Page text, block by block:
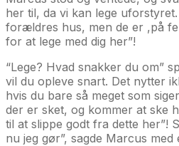
her til, da vi kan lege
forældres hus, men de er ,på
for at lege med dig her”!
“Lege? Hvad snakker du om”
vil du opleve snart. Det nytter
hvis du bare så meget som
der er sket, og kommer at ske
til at slippe godt fra dette her”!
nu jeg gør”, sagde Marcus med